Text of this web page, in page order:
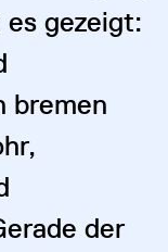
gezeigt:
bremen
der